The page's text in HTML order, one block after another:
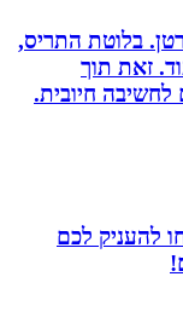
בלוטת התריס,
זאת תוך
חיובית.
לכם